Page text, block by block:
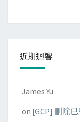
近期迴響
James Yu
on [GCP] 刪除